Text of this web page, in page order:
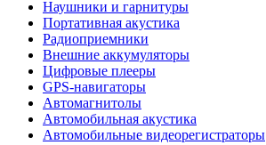
Наушники и гарнитуры
Портативная акустика
Радиоприемники
Внешние аккумуляторы
Цифровые плееры
GPS-навигаторы
Автомагнитолы
Автомобильная акустика
Автомобильные видеорегистраторы